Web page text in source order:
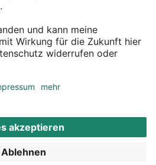
Aktionsbedingungen